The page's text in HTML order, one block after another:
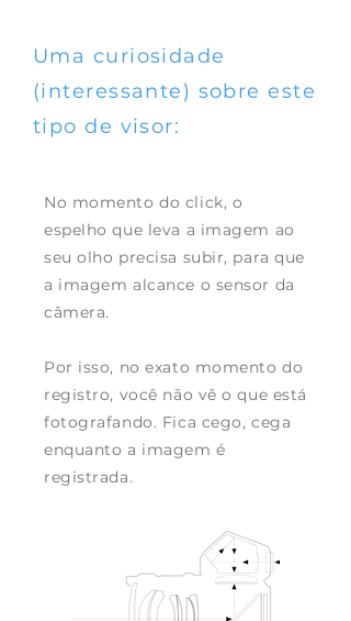
Uma curiosidade
(interessante) sobre este
tipo de visor:
No momento do click, o
espelho que leva a imagem ao
seu olho precisa subir, para que
a imagem alcance o sensor da
câmera.
Por isso, no exato momento do
registro, você não vê o que está
fotografando. Fica cego, cega
enquanto a imagem é
registrada.